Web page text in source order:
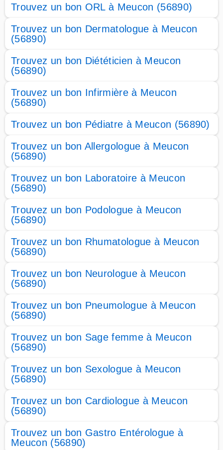
Trouvez un bon ORL à Meucon (56890)
Trouvez un bon Dermatologue à Meucon
(56890)
Trouvez un bon Diététicien à Meucon
(56890)
Trouvez un bon Infirmière à Meucon
(56890)
Trouvez un bon Pédiatre à Meucon (56890)
Trouvez un bon Allergologue à Meucon
(56890)
Trouvez un bon Laboratoire à Meucon
(56890)
Trouvez un bon Podologue à Meucon
(56890)
Trouvez un bon Rhumatologue à Meucon
(56890)
Trouvez un bon Neurologue à Meucon
(56890)
Trouvez un bon Pneumologue à Meucon
(56890)
Trouvez un bon Sage femme à Meucon
(56890)
Trouvez un bon Sexologue à Meucon
(56890)
Trouvez un bon Cardiologue à Meucon
(56890)
Trouvez un bon Gastro Entérologue à
Meucon (56890)